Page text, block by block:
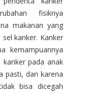
fisiknya
makanan yang
kanker. Kanker
kemampuannya
kanker pada anak
pasti, dan karena
bisa dicegah